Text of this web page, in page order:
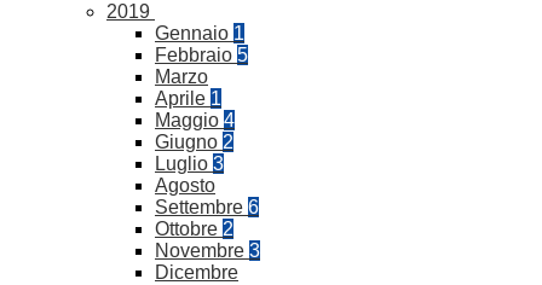
2019
Gennaio 1
Febbraio 5
Marzo
Aprile 1
Maggio 4
Giugno 2
Luglio 3
Agosto
Settembre 6
Ottobre 2
Novembre 3
Dicembre